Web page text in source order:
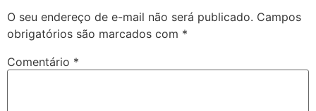
O seu endereço de e-mail não será publicado. Campos
obrigatórios são marcados com *
Comentário *